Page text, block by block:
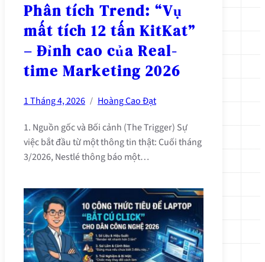
Phân tích Trend: “Vụ
mất tích 12 tấn KitKat”
– Đỉnh cao của Real-
time Marketing 2026
1 Tháng 4, 2026 / Hoàng Cao Đạt
1. Nguồn gốc và Bối cảnh (The Trigger) Sự
việc bắt đầu từ một thông tin thật: Cuối tháng
3/2026, Nestlé thông báo một…